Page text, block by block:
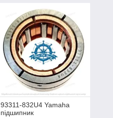
93311-832U4 Yamaha
підшипник